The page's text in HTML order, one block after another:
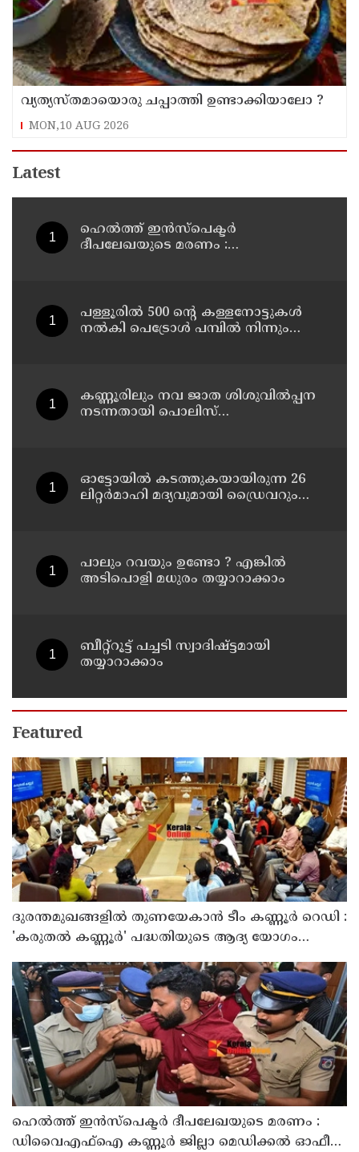
വ്യത്യസ്തമായൊരു ചപ്പാത്തി ഉണ്ടാക്കിയാലോ ?
MON,10 AUG 2026
Latest
ഹെൽത്ത് ഇൻസ്പെക്ടർ
ദീപലേഖയുടെ മരണം :
പള്ളൂരിൽ 500 ൻ്റെ കള്ളനോട്ടുകൾ
നൽകി പെട്രോൾ പമ്പിൽ നിന്നും
കണ്ണൂരിലും നവ ജാത ശിശുവിൽപ്പന
നടന്നതായി പൊലിസ്
ഓട്ടോയിൽ കടത്തുകയായിരുന്ന 26
ലിറ്റർമാഹി മദ്യവുമായി ഡ്രൈവറും
പാലും റവയും ഉണ്ടോ ? എങ്കിൽ
അടിപൊളി മധുരം തയ്യാറാക്കാം
ബീറ്റ്റൂട്ട് പച്ചടി സ്വാദിഷ്ട്ടമായി
തയ്യാറാക്കാം
Featured
ദുരന്തമുഖങ്ങളിൽ തുണയേകാൻ ടീം കണ്ണൂർ റെഡി :
'കരുതൽ കണ്ണൂർ' പദ്ധതിയുടെ ആദ്യ യോഗം
ചേർന്നു
ഹെൽത്ത് ഇൻസ്പെക്ടർ ദീപലേഖയുടെ മരണം :
ഡിവൈഎഫ്‌ഐ കണ്ണൂർ ജില്ലാ മെഡിക്കൽ ഓഫീസ്